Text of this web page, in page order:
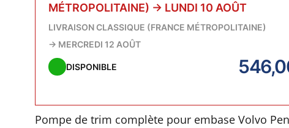
MÉTROPOLITAINE) → LUNDI 10 AOÛT
LIVRAISON CLASSIQUE (FRANCE MÉTROPOLITAINE)
→ MERCREDI 12 AOÛT
DISPONIBLE
Pompe de trim complète pour embase Volvo